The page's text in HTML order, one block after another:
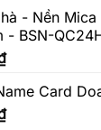
- Nền
- BSN-
Card